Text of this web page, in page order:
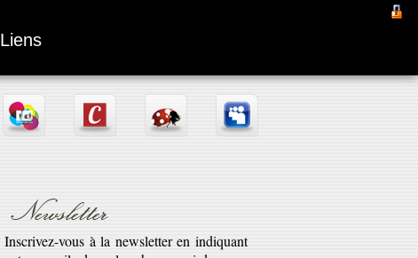
Liens
Newsletter
Inscrivez-vous à la newsletter en indiquant